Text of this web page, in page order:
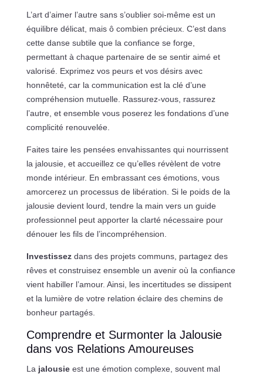
L’art d’aimer l’autre sans s’oublier soi-même est un
équilibre délicat, mais ô combien précieux. C’est dans
cette danse subtile que la confiance se forge,
permettant à chaque partenaire de se sentir aimé et
valorisé. Exprimez vos peurs et vos désirs avec
honnêteté, car la communication est la clé d’une
compréhension mutuelle. Rassurez-vous, rassurez
l’autre, et ensemble vous poserez les fondations d’une
complicité renouvelée.
Faites taire les pensées envahissantes qui nourrissent
la jalousie, et accueillez ce qu’elles révèlent de votre
monde intérieur. En embrassant ces émotions, vous
amorcerez un processus de libération. Si le poids de la
jalousie devient lourd, tendre la main vers un guide
professionnel peut apporter la clarté nécessaire pour
dénouer les fils de l’incompréhension.
Investissezdans des projets communs, partagez des
rêves et construisez ensemble un avenir où la confiance
vient habiller l’amour. Ainsi, les incertitudes se dissipent
et la lumière de votre relation éclaire des chemins de
bonheur partagés.
Comprendre et Surmonter la Jalousie
dans vos Relations Amoureuses
La jalousieest une émotion complexe, souvent mal